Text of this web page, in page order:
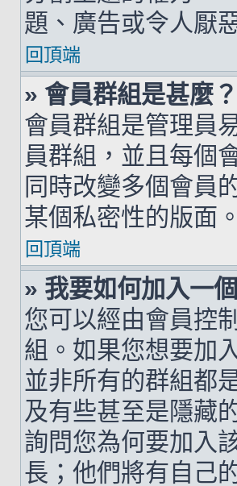
題、廣告或令人厭
回頂端
» 會員群組是甚麼？
會員群組是管理員
員群組，並且每個
同時改變多個會員
某個私密性的版面。
回頂端
» 我要如何加入一
您可以經由會員控
組。如果您想要加
並非所有的群組都
及有些甚至是隱藏
詢問您為何要加入
長；他們將有自己